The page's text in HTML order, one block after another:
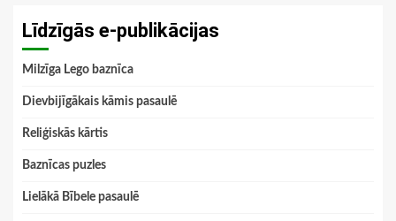
Līdzīgās e-publikācijas
Milzīga Lego baznīca
Dievbijīgākais kāmis pasaulē
Reliģiskās kārtis
Baznīcas puzles
Lielākā Bībele pasaulē